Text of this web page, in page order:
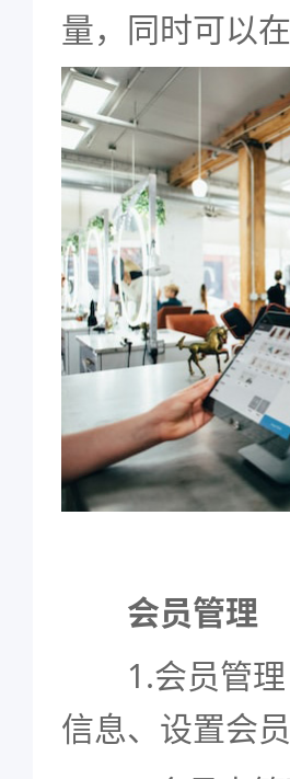
量，同时可以在
会员管理
1.会员管理
信息、设置会